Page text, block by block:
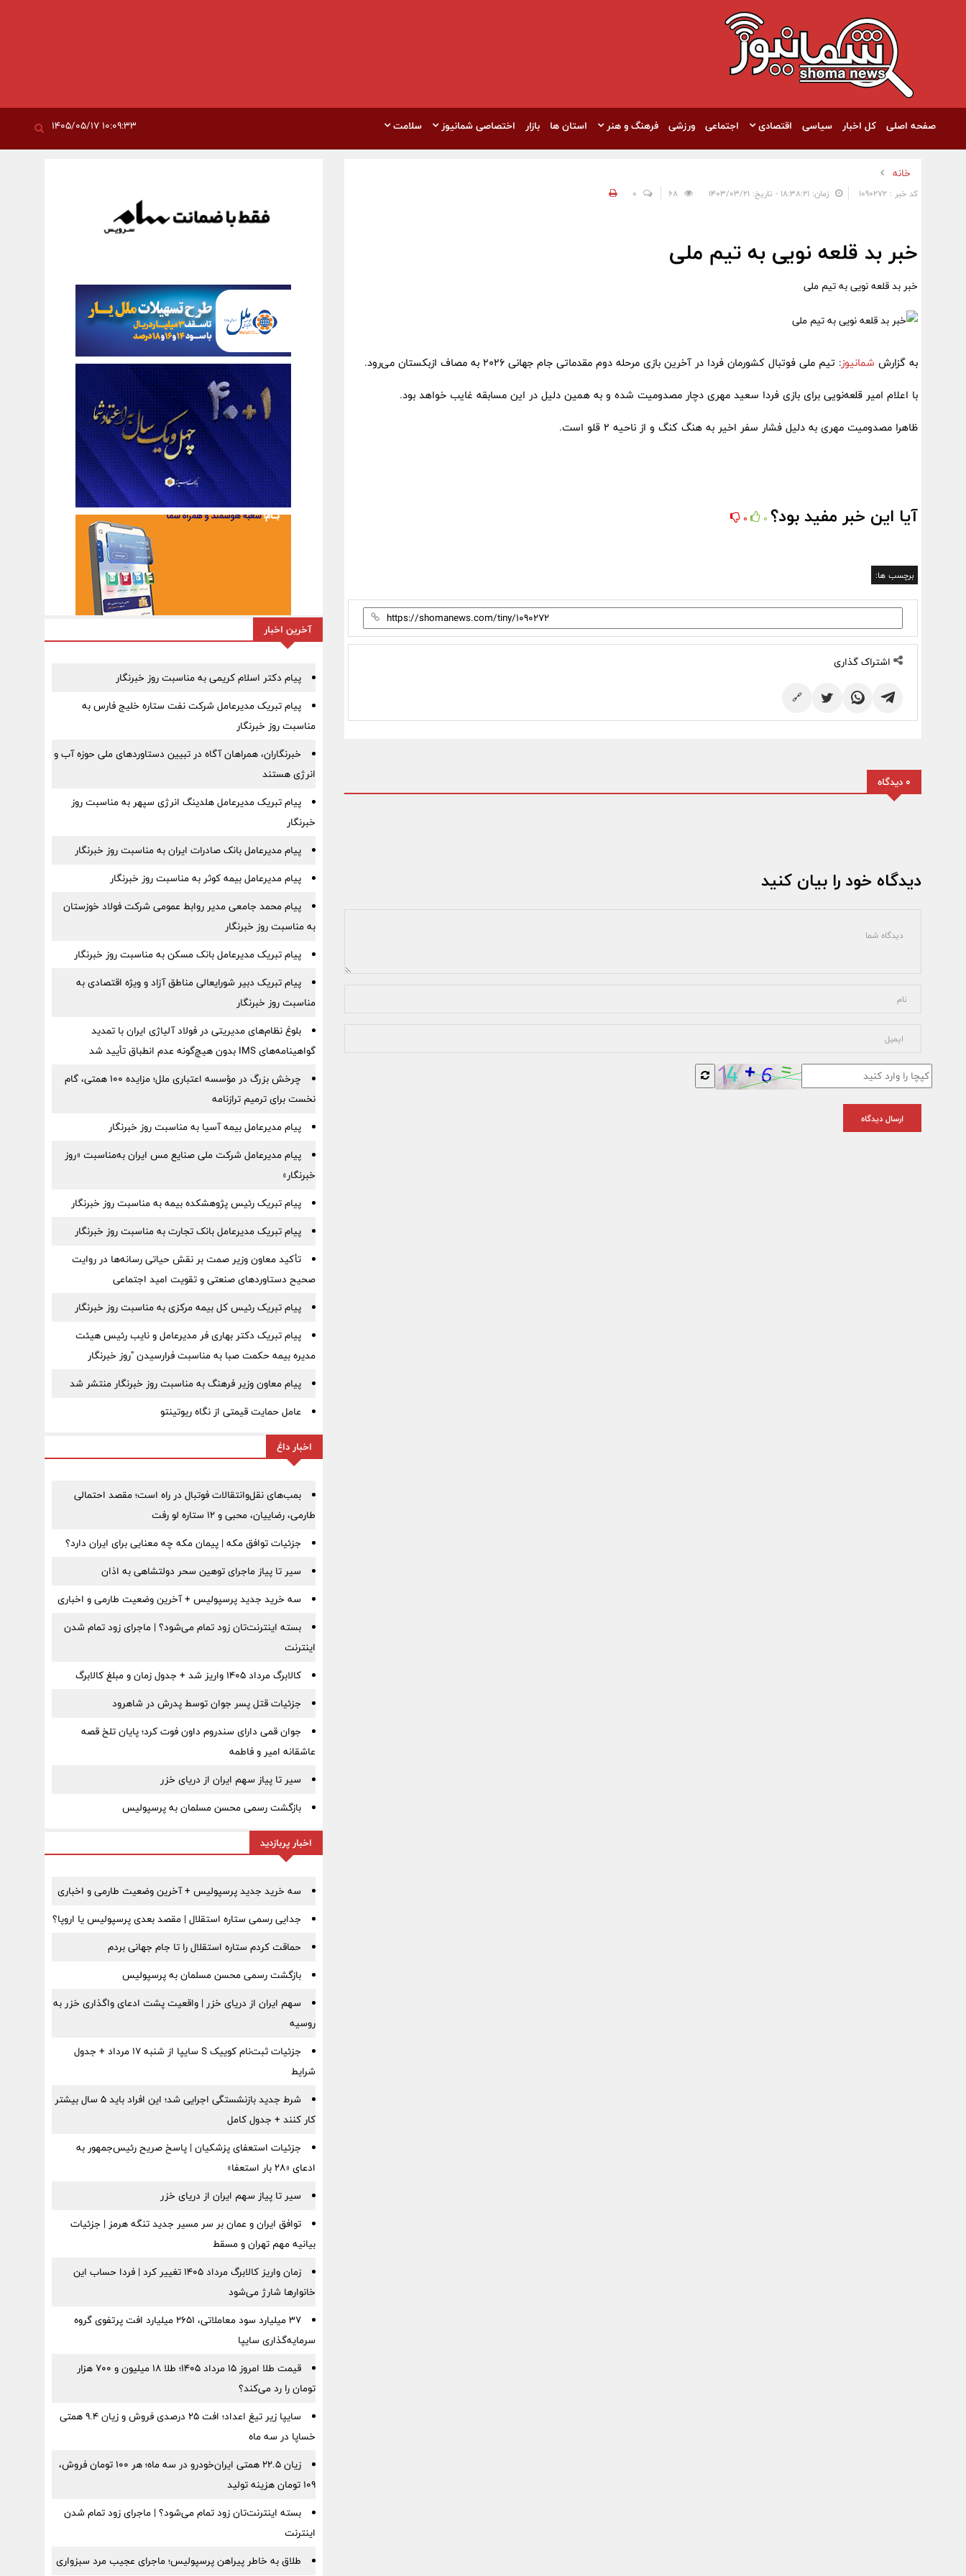
صفحه اصلی کل اخبار سیاسی اقتصادی اجتماعی ورزشی فرهنگ و هنر استان ها بازار اختصاصی شمانیوز سلامت
خانه
کد خبر : 1090272 زمان: ۱۸:۳۸:۲۱ - تاریخ: ۱۴۰۳/۰۳/۲۱ 0
خبر بد قلعه نویی به تیم ملی
خبر بد قلعه نویی به تیم ملی
به گزارش شمانیوز: تیم ملی فوتبال کشورمان فردا در آخرین بازی مرحله دوم مقدماتی جام جهانی ۲۰۲۶ به مصاف ازبکستان می‌رود.
با اعلام امیر قلعه‌نویی برای بازی فردا سعید مهری دچار مصدومیت شده و به همین دلیل در این مسابقه غایب خواهد بود.
ظاهرا مصدومیت مهری به دلیل فشار سفر اخیر به هنگ کنگ و از ناحیه ۲ قلو است.
آیا این خبر مفید بود؟ 0
0
برچسب ها:
اشتراک گذاری
🔗
0 دیدگاه
دیدگاه خود را بیان کنید
ارسال دیدگاه
آخرین اخبار
پیام دکتر اسلام کریمی به مناسبت روز خبرنگار
پیام تبریک مدیرعامل شرکت نفت ستاره خلیج فارس به
مناسبت روز خبرنگار
خبرنگاران، همراهان آگاه در تبیین دستاوردهای ملی حوزه آب و
انرژی هستند
پیام تبریک مدیرعامل هلدینگ انرژی سپهر به مناسبت روز
خبرنگار
پیام مدیرعامل بانک صادرات ایران به مناسبت روز خبرنگار
پیام مدیرعامل بیمه کوثر به مناسبت روز خبرنگار
پیام محمد جامعی مدیر روابط عمومی شرکت فولاد خوزستان
به مناسبت روز خبرنگار
پیام تبریک مدیرعامل بانک مسکن به مناسبت روز خبرنگار
پیام تبریک دبیر شورایعالی مناطق آزاد و ویژه اقتصادی به
مناسبت روز خبرنگار
بلوغ نظام‌های مدیریتی در فولاد آلیاژی ایران با تمدید
گواهینامه‌های IMS بدون هیچ‌گونه عدم انطباق تأیید شد
چرخش بزرگ در مؤسسه اعتباری ملل؛ مزایده ۱۰۰ همتی، گام
نخست برای ترمیم ترازنامه
پیام مدیرعامل بیمه آسیا به مناسبت روز خبرنگار
پیام مدیرعامل شرکت ملی صنایع مس ایران به‌مناسبت «روز
خبرنگار»
پیام تبریک رئیس پژوهشکده بیمه به مناسبت روز خبرنگار
پیام تبریک مدیرعامل بانک تجارت به مناسبت روز خبرنگار
تأکید معاون وزیر صمت بر نقش حیاتی رسانه‌ها در روایت
صحیح دستاوردهای صنعتی و تقویت امید اجتماعی
پیام تبریک رئیس کل بیمه مرکزی به مناسبت روز خبرنگار
پیام تبریک دکتر بهاری فر مدیرعامل و نایب رئیس هیئت
مدیره بیمه حکمت صبا به مناسبت فرارسیدن "روز خبرنگار
پیام معاون وزیر فرهنگ به مناسبت روز خبرنگار منتشر شد
عامل حمایت قیمتی از نگاه ریوتینتو
اخبار داغ
بمب‌های نقل‌وانتقالات فوتبال در راه است؛ مقصد احتمالی
طارمی، رضاییان، محبی و ۱۲ ستاره لو رفت
جزئیات توافق مکه | پیمان مکه چه معنایی برای ایران دارد؟
سیر تا پیاز ماجرای توهین سحر دولتشاهی به اذان
سه خرید جدید پرسپولیس + آخرین وضعیت طارمی و اخباری
بسته اینترنت‌تان زود تمام می‌شود؟ | ماجرای زود تمام شدن
اینترنت
کالابرگ مرداد ۱۴۰۵ واریز شد + جدول زمان و مبلغ کالابرگ
جزئیات قتل پسر جوان توسط پدرش در شاهرود
جوان قمی دارای سندروم داون فوت کرد؛ پایان تلخ قصه
عاشقانه امیر و فاطمه
سیر تا پیاز سهم ایران از دریای خزر
بازگشت رسمی محسن مسلمان به پرسپولیس
اخبار پربازدید
سه خرید جدید پرسپولیس + آخرین وضعیت طارمی و اخباری
جدایی رسمی ستاره استقلال | مقصد بعدی پرسپولیس یا اروپا؟
حماقت کردم ستاره استقلال را تا جام جهانی بردم
بازگشت رسمی محسن مسلمان به پرسپولیس
سهم ایران از دریای خزر | واقعیت پشت ادعای واگذاری خزر به
روسیه
جزئیات ثبت‌نام کوییک S سایپا از شنبه ۱۷ مرداد + جدول
شرایط
شرط جدید بازنشستگی اجرایی شد؛ این افراد باید ۵ سال بیشتر
کار کنند + جدول کامل
جزئیات استعفای پزشکیان | پاسخ صریح رئیس‌جمهور به
ادعای «۲۸ بار استعفا»
سیر تا پیاز سهم ایران از دریای خزر
توافق ایران و عمان بر سر مسیر جدید تنگه هرمز | جزئیات
بیانیه مهم تهران و مسقط
زمان واریز کالابرگ مرداد ۱۴۰۵ تغییر کرد | فردا حساب این
خانوارها شارژ می‌شود
۳۷ میلیارد سود معاملاتی، ۲۶۵۱ میلیارد افت پرتفوی گروه
سرمایه‌گذاری سایپا
قیمت طلا امروز ۱۵ مرداد ۱۴۰۵؛ طلا ۱۸ میلیون و ۷۰۰ هزار
تومان را رد می‌کند؟
سایپا زیر تیغ اعداد؛ افت ۲۵ درصدی فروش و زیان ۹.۴ همتی
خساپا در سه ماه
زیان ۲۲.۵ همتی ایران‌خودرو در سه ماه؛ هر ۱۰۰ تومان فروش،
۱۰۹ تومان هزینه تولید
بسته اینترنت‌تان زود تمام می‌شود؟ | ماجرای زود تمام شدن
اینترنت
طلاق به خاطر پیراهن پرسپولیس؛ ماجرای عجیب مرد سبزواری